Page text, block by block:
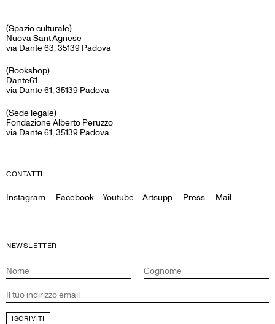
(Spazio culturale)
Nuova Sant’Agnese
via Dante 63, 35139 Padova
(Bookshop)
Dante61
via Dante 61, 35139 Padova
(Sede legale)
Fondazione Alberto Peruzzo
via Dante 61, 35139 Padova
CONTATTI
Instagram Facebook Youtube Artsupp Press Mail
NEWSLETTER